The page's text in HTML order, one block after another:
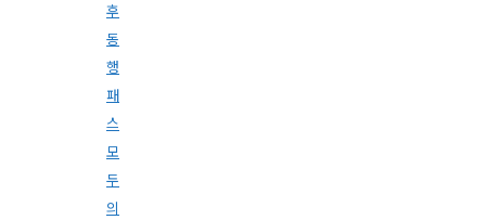
후
동
행
패
스
모
두
의